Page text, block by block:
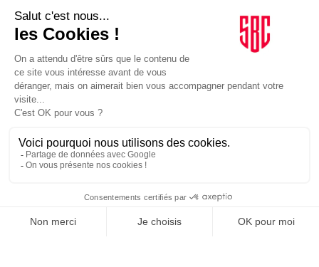
Agence web:Novius